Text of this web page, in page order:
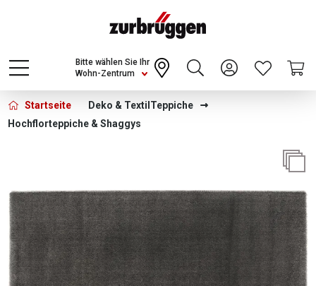
Choose a different country or region to see
content for your location and shop online
CONTINUE
Wohn-Zentrum
Bitte wählen Sie Ihr
Startseite Deko & Textil Teppiche
Hochflorteppiche & Shaggys